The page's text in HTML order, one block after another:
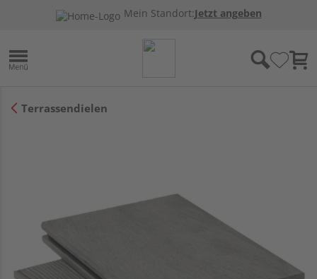
Mein Standort:Jetzt angeben
Terrassendielen